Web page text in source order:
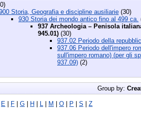
Storia, Geografia e discipline ausiliarie (30)
930 Storia dei mondo antico fino al 499 ca.
937 Archeologia – Penisola
945.01) (30)
937.02 Periodo della
937.06 Periodo dell'impero
sull'impero romano) (per gli
937.09) (2)
Group by:
E | F | G | H | L | M | O | P | S | Z